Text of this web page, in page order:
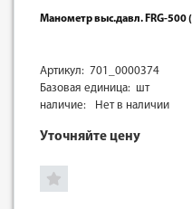
Манометр выс.давл. FRG-500
Артикул: 701_0000374
Базовая единица: шт
наличие:
Нет в наличии
Уточняйте цену